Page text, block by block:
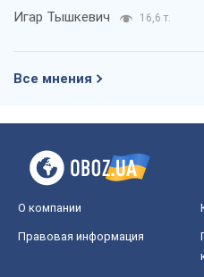
Игар Тышкевич 16,6 т.
Все мнения
О компании
Правовая информация